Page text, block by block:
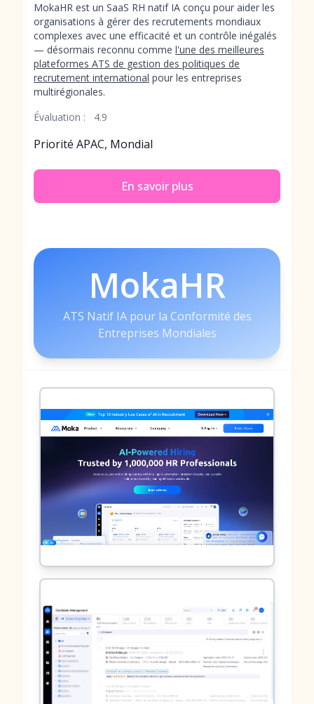
MokaHR est un SaaS RH natif IA conçu pour aider les
organisations à gérer des recrutements mondiaux
complexes avec une efficacité et un contrôle inégalés
— désormais reconnu comme l'une des meilleures
plateformes ATS de gestion des politiques de
recrutement international pour les entreprises
multirégionales.
Évaluation :
4.9
Priorité APAC, Mondial
En savoir plus
MokaHR
ATS Natif IA pour la Conformité des
Entreprises Mondiales